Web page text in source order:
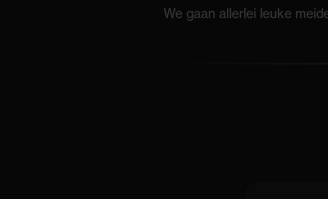
We gaan allerlei leuke